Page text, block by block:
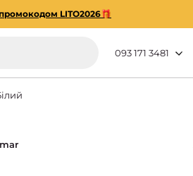
LITO2026🎁
093 171 3481